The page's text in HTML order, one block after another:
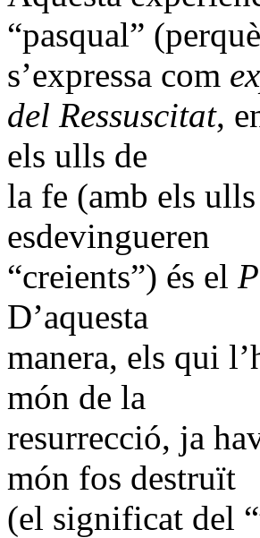
“pasqual”
s’expressa com
del Ressuscitat,
els ulls de
la fe (amb els
esdevingueren
“creients”) és el
D’aquesta
manera, els qui
món de la
resurrecció, ja
món fos destruït
(el significat del